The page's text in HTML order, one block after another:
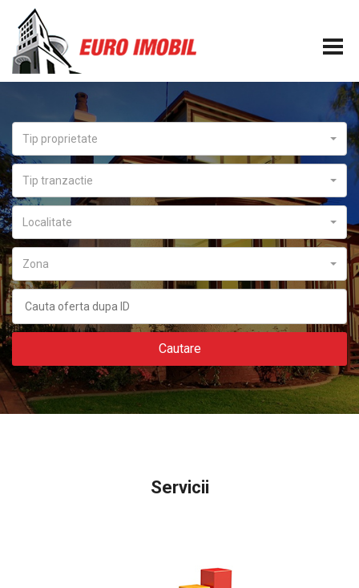
Tip proprietate
Tip tranzactie
Localitate
Zona
Servicii